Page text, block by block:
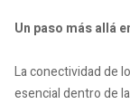
Un paso más allá
La conectividad de
esencial dentro de